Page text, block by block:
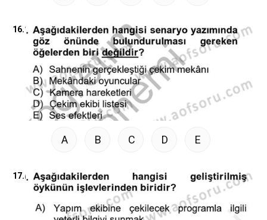
16.
A B C D E
17.